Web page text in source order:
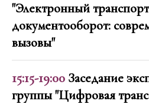
"Электронный
документооборот:
вызовы"
15:15-19:00 Заседание
группы "Цифровая